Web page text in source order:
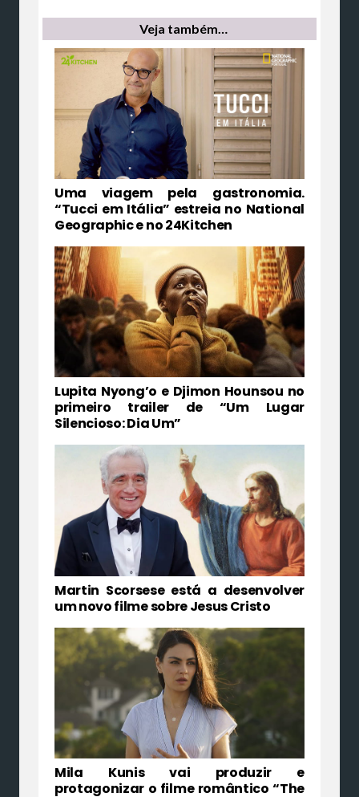
Veja também…
Uma viagem pela gastronomia.
“Tucci em Itália” estreia no National
Geographic e no 24Kitchen
Lupita Nyong’o e Djimon Hounsou no
primeiro trailer de “Um Lugar
Silencioso: Dia Um”
Martin Scorsese está a desenvolver
um novo filme sobre Jesus Cristo
Mila Kunis vai produzir e
protagonizar o filme romântico “The